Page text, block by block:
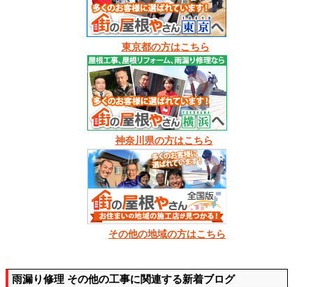
東京都の方はこちら
神奈川県の方はこちら
その他の地域の方はこちら
雨漏り修理 その他の工事に関連する新着ブログ